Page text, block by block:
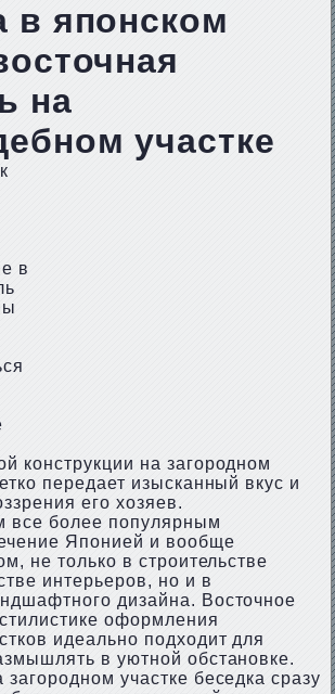
в японском
на
участке
в
конструкции на загородном
передает изысканный вкус и
его хозяев.
все более популярным
Японией и вообще
не только в строительстве
интерьеров, но и в
дизайна. Восточное
оформления
идеально подходит для
в уютной обстановке.
участке беседка сразу